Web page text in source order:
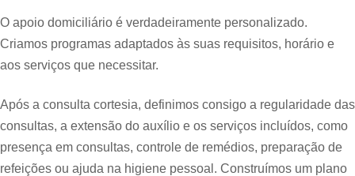
O apoio domiciliário é verdadeiramente personalizado.
Criamos programas adaptados às suas requisitos, horário e
aos serviços que necessitar.
Após a consulta cortesia, definimos consigo a regularidade das
consultas, a extensão do auxílio e os serviços incluídos, como
presença em consultas, controle de remédios, preparação de
refeições ou ajuda na higiene pessoal. Construímos um plano